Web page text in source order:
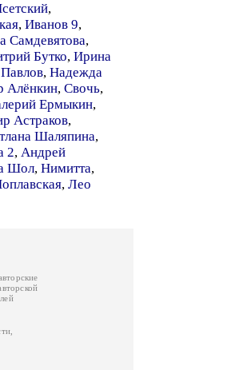
,
, Иванов 9,
Самдевятова,
Бутко, Ирина
, Надежда
Алёнкин, Свочь,
Ермыкин,
Астраков,
Шаляпина,
2, Андрей
Шол, Нимитта,
, Лео